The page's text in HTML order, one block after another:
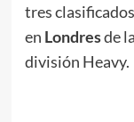
tres
en Londresde
división Heavy.